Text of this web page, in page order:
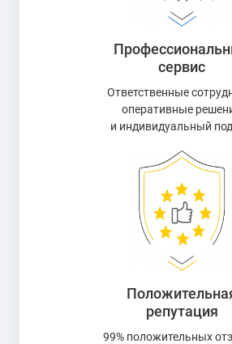
сервис
Ответственные
оперативные
и индивидуальный
репутация
99% положительных